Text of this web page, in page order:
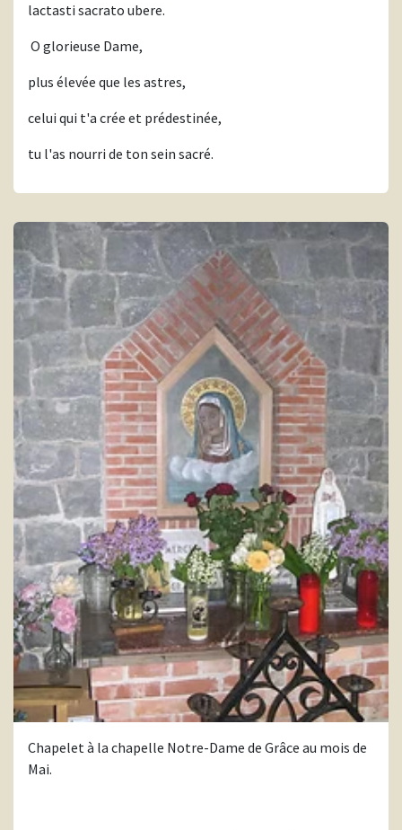
lactasti sacrato ubere.
O glorieuse Dame,
plus élevée que les astres,
celui qui t'a crée et prédestinée,
tu l'as nourri de ton sein sacré.
Chapelet à la chapelle Notre-Dame de Grâce au mois de
Mai.